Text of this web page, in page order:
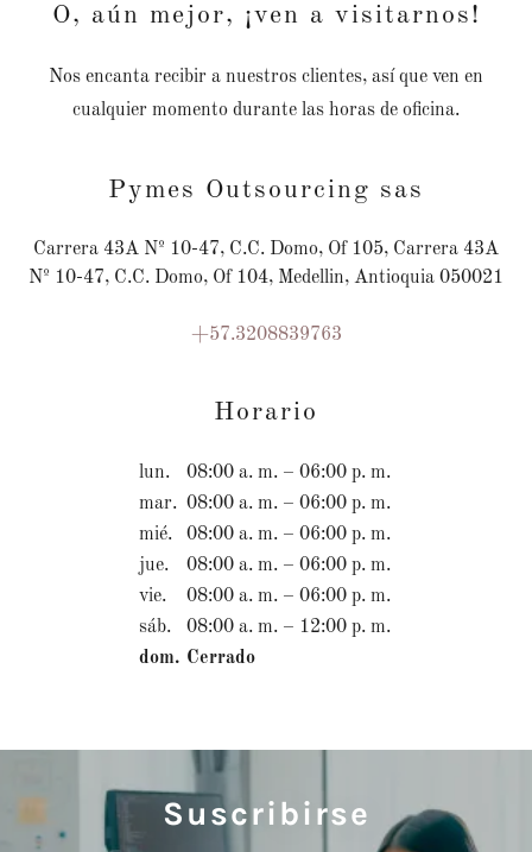
O, aún mejor, ¡ven a visitarnos!
Nos encanta recibir a nuestros clientes, así que ven en
cualquier momento durante las horas de oficina.
Pymes Outsourcing sas
Carrera 43A Nº 10-47, C.C. Domo, Of 105, Carrera 43A
Nº 10-47, C.C. Domo, Of 104, Medellin, Antioquia 050021
+57.3208839763
Horario
lun.
08:00 a. m. – 06:00 p. m.
mar. 08:00 a. m. – 06:00 p. m.
mié.
08:00 a. m. – 06:00 p. m.
jue.
08:00 a. m. – 06:00 p. m.
vie.
08:00 a. m. – 06:00 p. m.
sáb.
08:00 a. m. – 12:00 p. m.
dom. Cerrado
Suscribirse